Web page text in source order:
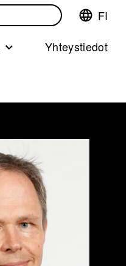
Vaihda
kieliFinnish
FI
Yhteystiedot